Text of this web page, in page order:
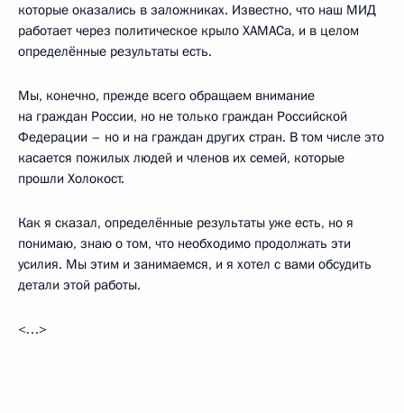
которые оказались в заложниках. Известно, что наш МИД
работает через политическое крыло ХАМАСа, и в целом
определённые результаты есть.
Мы, конечно, прежде всего обращаем внимание
на граждан России, но не только граждан Российской
Федерации – но и на граждан других стран. В том числе это
касается пожилых людей и членов их семей, которые
прошли Холокост.
Как я сказал, определённые результаты уже есть, но я
понимаю, знаю о том, что необходимо продолжать эти
усилия. Мы этим и занимаемся, и я хотел с вами обсудить
детали этой работы.
<…>